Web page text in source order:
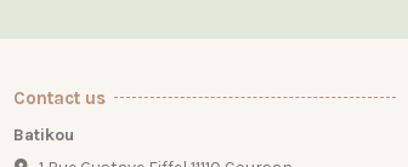
Contact us
Batikou